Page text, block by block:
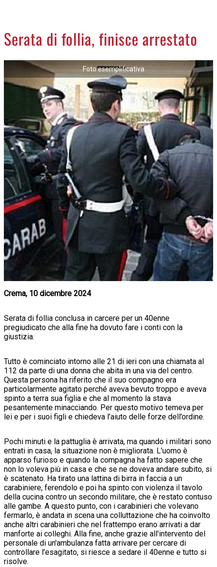
LA PIAZZA
ANIMALI
NECROLOGI
ACCEDI
Serata di follia, finisce arrestato
Foto esemplificativa
Crema, 10 dicembre 2024
Serata di follia conclusa in carcere per un 40enne
pregiudicato che alla fine ha dovuto fare i conti con la
giustizia.
Tutto è cominciato intorno alle 21 di ieri con una chiamata al
112 da parte di una donna che abita in una via del centro.
Questa persona ha riferito che il suo compagno era
particolarmente agitato perché aveva bevuto troppo e aveva
spinto a terra sua figlia e che al momento la stava
pesantemente minacciando. Per questo motivo temeva per
lei e per i suoi figli e chiedeva l’aiuto delle forze dell’ordine.
Pochi minuti e la pattuglia è arrivata, ma quando i militari sono
entrati in casa, la situazione non è migliorata. L'uomo è
apparso furioso e quando la compagna ha fatto sapere che
non lo voleva più in casa e che se ne doveva andare subito, si
è scatenato. Ha tirato una lattina di birra in faccia a un
carabiniere, ferendolo e poi ha spinto con violenza il tavolo
della cucina contro un secondo militare, che è restato contuso
alle gambe. A questo punto, con i carabinieri che volevano
fermarlo, è andata in scena una colluttazione che ha coinvolto
anche altri carabinieri che nel frattempo erano arrivati a dar
manforte ai colleghi. Alla fine, anche grazie all'intervento del
personale di un'ambulanza fatta arrivare per cercare di
controllare l’esagitato, si riesce a sedare il 40enne e tutto si
risolve.